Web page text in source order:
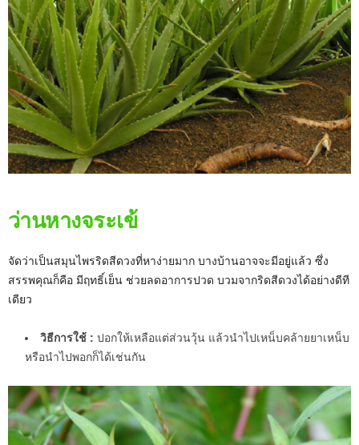
ว่านหางจระเข้
จัดว่าเป็นสมุนไพรริดสีดวงที่หาง่ายมาก บางบ้านอาจจะมีอยู่แล้ว ซึ่ง
สรรพคุณก็คือ มีฤทธิ์เย็น ช่วยลดอาการปวด บวมจากริดสีดวงได้อย่างดีที
เดียว
วิธีการใช้ : ปอกให้เหลือแต่ส่วนวุ้น แล้วนำไปเหน็บคล้ายยาเหน็บ
หรือนำไปพอกก็ได้เช่นกัน